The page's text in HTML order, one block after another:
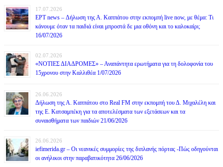
17.07.2026
ΕΡΤ news – Δήλωση της Α. Καππάτου στην εκπομπή live now, με θέμα: Τι
κάνουμε όταν τα παιδιά είναι μπροστά δε μια οθόνη και το καλοκαίρι;
16/07/2026
02.07.2026
«ΝΟΤΙΕΣ ΔΙΑΔΡΟΜΕΣ» – Αναπάντητα ερωτήματα για τη δολοφονία του
15χρονου στην Καλλιθέα 1/07/2026
26.06.2026
Δήλωση της Α. Καππάτου στο Real FM στην εκπομπή του Δ. Μιχαλέλη και
της Ε. Κατσαμπέκη για τα αποτελέσματα των εξετάσεων και τα
συναισθήματα των παιδιών 21/06/2026
26.06.2026
iefimerida.gr – Οι νεανικές συμμορίες της διπλανής πόρτας -Πώς οδηγούνται
οι ανήλικοι στην παραβατικότητα 26/06/2026